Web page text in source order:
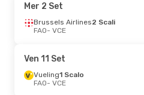
Mer 2 Set
Brussels Airlines2 Scali
FAO- VCE
Ven 11 Set
Vueling1 Scalo
FAO- VCE